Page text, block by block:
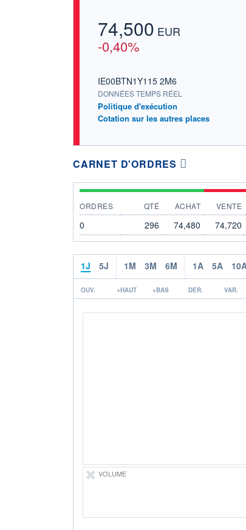
74,500 EUR
-0,40%
IE00BTN1Y115 2M6
DONNÉES TEMPS RÉEL
Politique d'exécution
Cotation sur les autres places
CARNET D'ORDRES
ORDRES QTÉ ACHAT VENTE
0 296 74,480 74,720
1J 5J 1M 3M 6M 1A 5A
OUV. +HAUT +BAS DER. VAR.
VOLUME